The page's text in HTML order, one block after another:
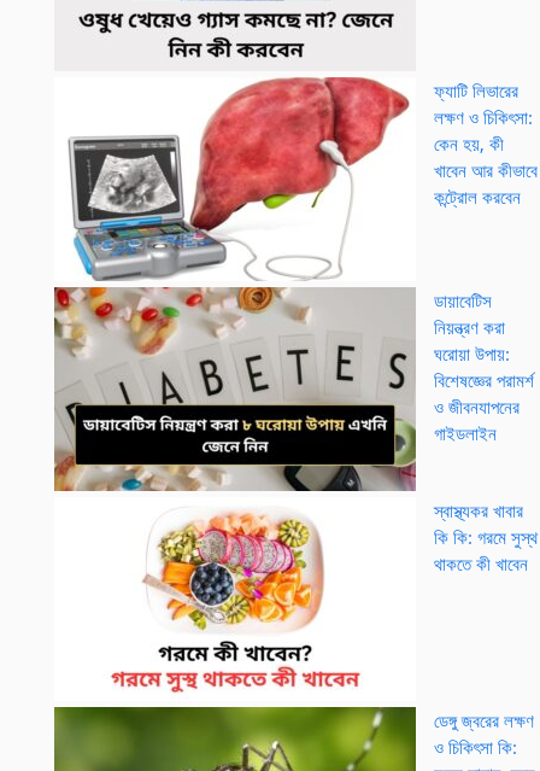
ফ্যাটি লিভারের
লক্ষণ ও চিকিৎসা:
কেন হয়, কী
খাবেন আর কীভাবে
কন্ট্রোল করবেন
ডায়াবেটিস
নিয়ন্ত্রণ করা
ঘরোয়া উপায়:
বিশেষজ্ঞের পরামর্শ
ও জীবনযাপনের
গাইডলাইন
স্বাস্থ্যকর খাবার
কি কি: গরমে সুস্থ
থাকতে কী খাবেন
ডেঙ্গু জ্বরের লক্ষণ
ও চিকিৎসা কি: